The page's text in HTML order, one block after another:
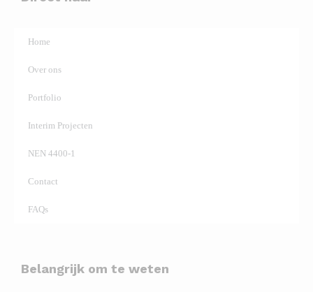
Home
Over ons
Portfolio
Interim Projecten
NEN 4400-1
Contact
FAQs
Belangrijk om te weten